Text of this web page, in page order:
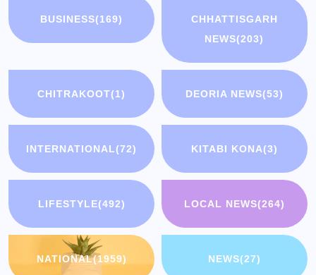
BUSINESS(169)
CHHATTISGARH
NEWS(203)
CHITRAKOOT(1) DEORIA NEWS(53)
INTERNATIONAL(72) KITABI KONA(3)
LIFESTYLE(492) LOCAL NEWS(264)
NATIONAL(1959) NEWS(27)